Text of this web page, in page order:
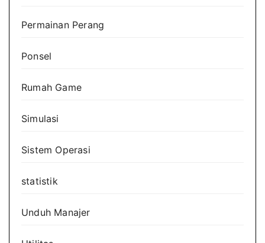
Permainan Perang
Ponsel
Rumah Game
Simulasi
Sistem Operasi
statistik
Unduh Manajer